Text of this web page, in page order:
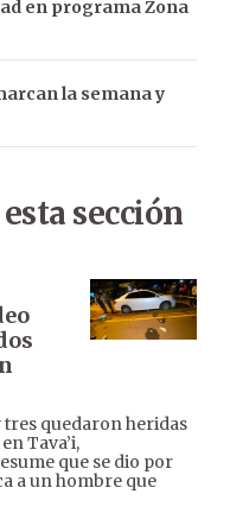
en programa Zona
la semana y
sección
quedaron heridas
Tava’i,
que se dio por
a un hombre que